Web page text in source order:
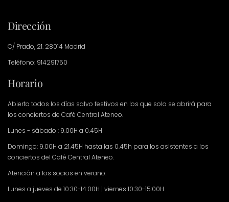
Dirección
C/ Prado, 21. 28014 Madrid
Teléfono: 914291750
Horario
Abierto todos los días salvo festivos en los que solo se abrirá para
los conciertos de Café Central Ateneo.
Lunes - sábado : 9.00H a 0.45H
Domingo: 9.00H a 21.45H hasta las 0.45h para los asistentes a los
conciertos del Café Central Ateneo.
Atención a los socios en verano:
Lunes a jueves de 10:30-14:00H | viernes 10:30-15:00H